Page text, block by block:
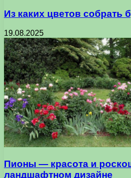
Из каких цветов собрать
19.08.2025
Пионы — красота и
ландшафтном дизайне